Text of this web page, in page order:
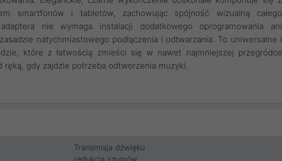
smartfonów i tabletów, zachowując spójność wizualną całego
nie wymaga instalacji dodatkowego oprogramowania ani
natychmiastowego podłączenia i odtwarzania. To uniwersalne i
które z łatwością zmieści się w nawet najmniejszej przegródce
ręką, gdy zajdzie potrzeba odtworzenia muzyki.
Transmisja dźwięku
redukcja szumów